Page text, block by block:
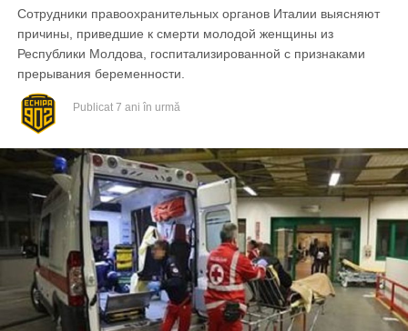
Сотрудники правоохранительных органов Италии выясняют
причины, приведшие к смерти молодой женщины из
Республики Молдова, госпитализированной с признаками
прерывания беременности.
Publicat 7 ani în urmă